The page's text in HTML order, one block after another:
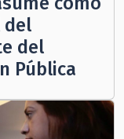
del
del
Pública